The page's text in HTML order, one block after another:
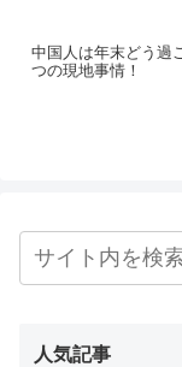
中国人は年末どう過
つの現地事情！
人気記事